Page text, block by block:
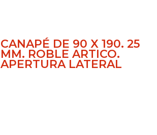
CANAPÉ DE 90 X 190. 25
MM. ROBLE ARTICO.
APERTURA LATERAL